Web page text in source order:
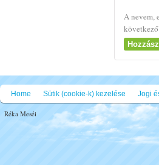
A nevem,
Home Sütik (cookie-k) kezelése Jogi
Réka Meséi